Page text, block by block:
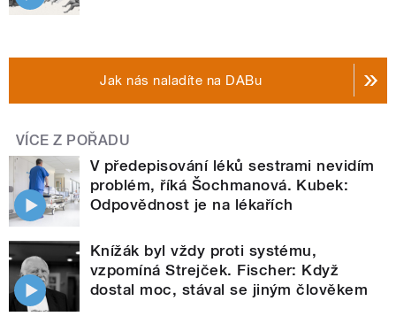
Jak nás naladíte na DABu
VÍCE Z POŘADU
V předepisování léků sestrami nevidím
problém, říká Šochmanová. Kubek:
Odpovědnost je na lékařích
Knížák byl vždy proti systému,
vzpomíná Strejček. Fischer: Když
dostal moc, stával se jiným člověkem